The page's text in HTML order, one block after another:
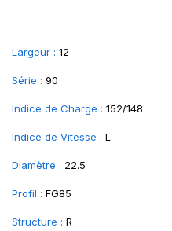
Largeur : 12
Série : 90
Indice de Charge : 152/148
Indice de Vitesse : L
Diamètre : 22.5
Profil : FG85
Structure : R